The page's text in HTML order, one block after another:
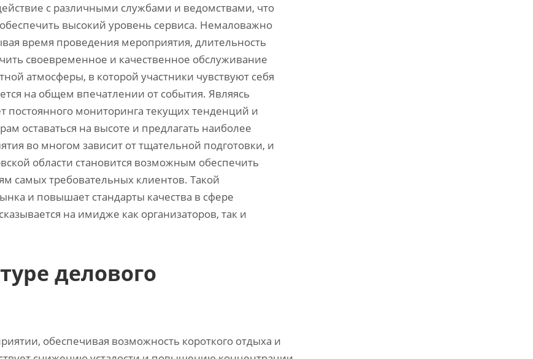
с различными службами и ведомствами, что
высокий уровень сервиса. Немаловажно
время проведения мероприятия, длительность
своевременное и качественное обслуживание
атмосферы, в которой участники чувствуют себя
на общем впечатлении от события. Являясь
мониторинга текущих тенденций и
оставаться на высоте и предлагать наиболее
во многом зависит от тщательной подготовки, и
области становится возможным обеспечить
самых требовательных клиентов. Такой
и повышает стандарты качества в сфере
на имидже как организаторов, так и
делового
обеспечивая возможность короткого отдыха и